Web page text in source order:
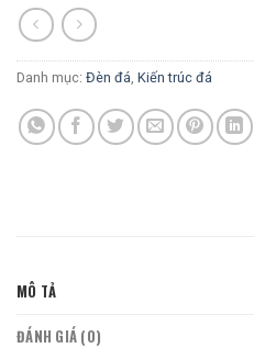
Danh mục: Đèn đá, Kiến trúc đá
MÔ TẢ
ĐÁNH GIÁ (0)